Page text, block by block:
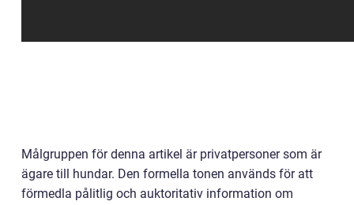
Målgruppen för denna artikel är privatpersoner som är
ägare till hundar. Den formella tonen används för att
förmedla pålitlig och auktoritativ information om